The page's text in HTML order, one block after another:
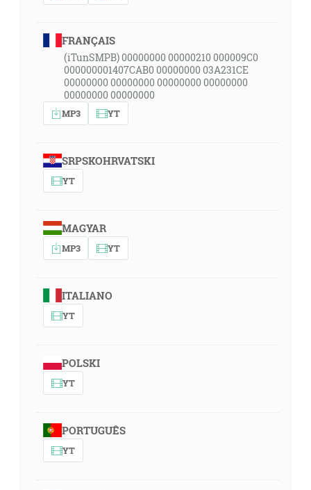
FRANÇAIS
(iTunSMPB) 00000000 00000210 000009C0
000000001407CAB0 00000000 03A231CE
00000000 00000000 00000000 00000000
00000000 00000000
MP3 YT
SRPSKOHRVATSKI
YT
MAGYAR
MP3 YT
ITALIANO
YT
POLSKI
YT
PORTUGUÊS
YT